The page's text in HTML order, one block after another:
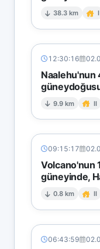
38.3 km I
12:30:16
Naalehu'nun
9.9 km II
09:15:17
Volcano'nun
güneyinde,
0.8 km II
06:43:59